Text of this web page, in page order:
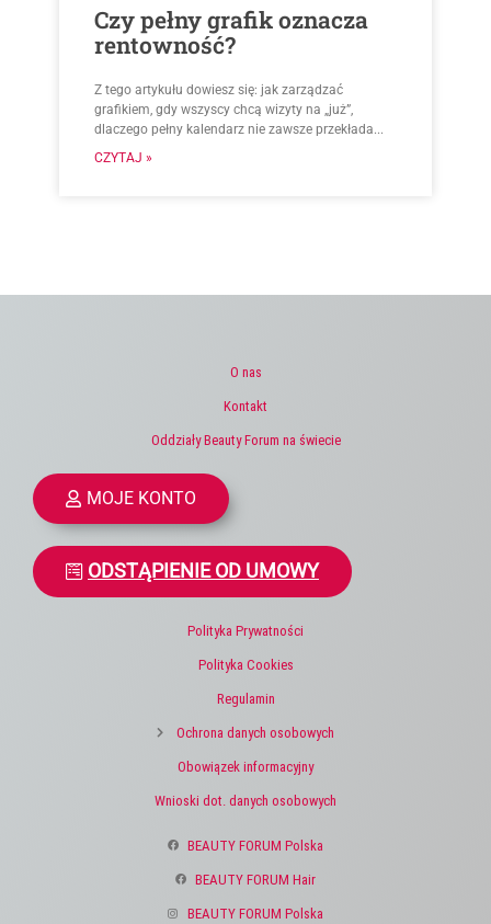
Czy pełny grafik oznacza
rentowność?
Z tego artykułu dowiesz się: jak zarządzać
grafikiem, gdy wszyscy chcą wizyty na „już”,
dlaczego pełny kalendarz nie zawsze przekłada...
CZYTAJ »
O nas
Kontakt
Oddziały Beauty Forum na świecie
MOJE KONTO
ODSTĄPIENIE OD UMOWY
Polityka Prywatności
Polityka Cookies
Regulamin
Ochrona danych osobowych
Obowiązek informacyjny
Wnioski dot. danych osobowych
BEAUTY FORUM Polska
BEAUTY FORUM Hair
BEAUTY FORUM Polska